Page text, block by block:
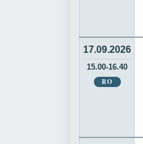
17.09.2026
15.00-16.40
RO